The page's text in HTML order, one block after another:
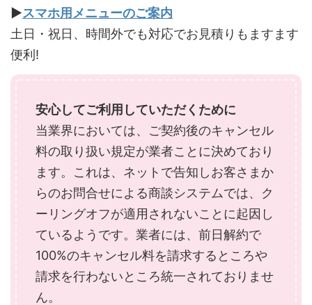
▶スマホ用メニューのご案内
土日・祝日、時間外でも対応でお見積りもますます
便利!
安心してご利用していただくために
当業界においては、ご契約後のキャンセル
料の取り扱い規定が業者ことに決めており
ます。これは、ネットで告知しお客さまか
らのお問合せによる商談システムでは、ク
ーリングオフが適用されないことに起因し
ているようです。業者には、前日解約で
100%のキャンセル料を請求するところや
請求を行わないところ統一されておりませ
ん。